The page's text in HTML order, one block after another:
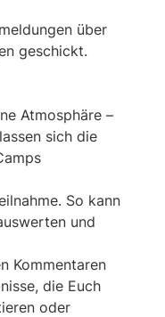
über
geschickt.
Atmosphäre –
sich die
So kann
und
Kommentaren
die Euch
oder